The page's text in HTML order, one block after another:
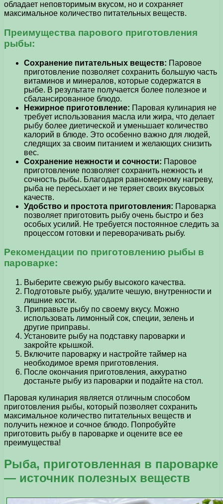
обладает неповторимым вкусом, но и сохраняет
максимальное количество питательных веществ.
Преимущества парового приготовления
рыбы:
Сохранение питательных веществ: Паровое
приготовление позволяет сохранить большую часть
витаминов и минералов, которые содержатся в
рыбе. В результате получается более полезное и
сбалансированное блюдо.
Нежирное приготовление: Паровая кулинария не
требует использования масла или жира, что делает
рыбу более диетической и уменьшает количество
калорий в блюде. Это особенно важно для людей,
следящих за своим питанием и желающих снизить
вес.
Сохранение нежности и сочности: Паровое
приготовление позволяет сохранить нежность и
сочность рыбы. Благодаря равномерному нагреву,
рыба не пересыхает и не теряет своих вкусовых
качеств.
Удобство и простота приготовления: Пароварка
позволяет приготовить рыбу очень быстро и без
особых усилий. Не требуется постоянное следить за
процессом готовки и переворачивать рыбу.
Рекомендации по приготовлению рыбы в
пароварке:
Выберите свежую рыбу высокого качества.
Подготовьте рыбу, удалите чешую, внутренности и
лишние кости.
Приправьте рыбу по своему вкусу. Можно
использовать лимонный сок, специи, зелень и
другие приправы.
Установите рыбу на подставку пароварки и
закройте крышкой.
Включите пароварку и настройте таймер на
необходимое время приготовления.
После окончания приготовления, аккуратно
достаньте рыбу из пароварки и подайте на стол.
Паровая кулинария является отличным способом
приготовления рыбы, который позволяет сохранить
максимальное количество питательных веществ и
получить нежное и сочное блюдо. Попробуйте
приготовить рыбу в пароварке и оцените все ее
преимущества!
Рыба, приготовленная в пароварке
— источник полезных веществ